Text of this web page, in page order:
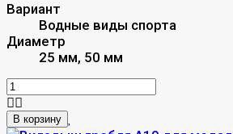
Вариант
Водные виды спорта
Диаметр
25 мм, 50 мм
В корзину